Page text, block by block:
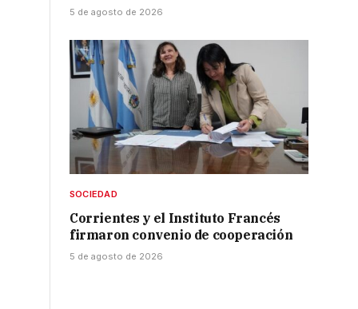
5 de agosto de 2026
SOCIEDAD
Corrientes y el Instituto Francés
firmaron convenio de cooperación
5 de agosto de 2026